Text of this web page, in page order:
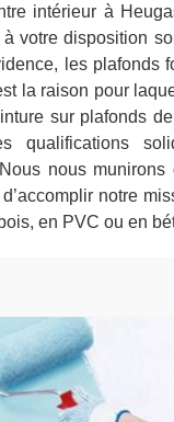
intérieur à
à votre disposition
les plafonds
la raison pour
sur plafonds
qualifications
nous
notre
en PVC ou en